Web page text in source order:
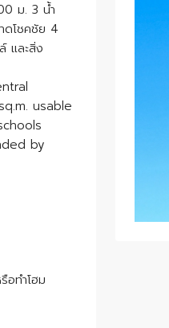
ม. 3 น้ำ
ดโชคชัย 4
และสิ่ง
usable
by
อทำโฮม